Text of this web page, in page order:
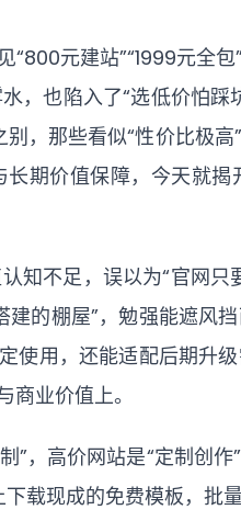
元建站”“1999元全
也陷入了“选低价怕
，那些看似“性价比极
期价值保障，今天就
不足，误以为“官网只
的棚屋”，勉强能遮风
使用，还能适配后期升
业价值上。
，高价网站是“定制创
载现成的免费模板，